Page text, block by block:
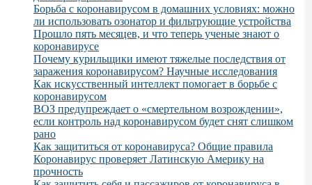
Борьба с коронавирусом в домашних условиях: можно
ли использовать озонатор и фильтрующие устройства
Прошло пять месяцев, и что теперь ученые знают о
коронавирусе
Почему курильщики имеют тяжелые последствия от
заражения коронавирусом? Научные исследования
Как искусственный интеллект помогает в борьбе с
коронавирусом
ВОЗ предупреждает о «смертельном возрождении»,
если контроль над коронавирусом будет снят слишком
рано
Как защититься от коронавируса? Общие правила
Коронавирус проверяет Латинскую Америку на
прочность